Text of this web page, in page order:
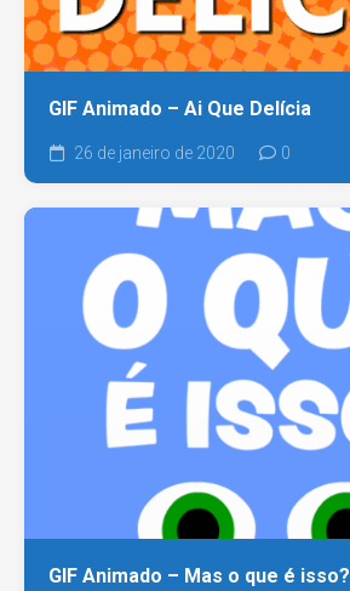
GIF Animado – Ai Que Delícia
26 de janeiro de 2020 0
GIF Animado – Mas o que é isso?